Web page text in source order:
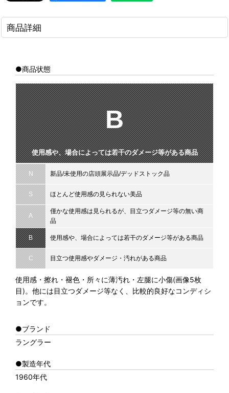
商品詳細
●商品状態
B
使用感や、場合によっては若干のダメージ等がある商品
N 新品/未使用の店頭展示品/デッドストック品
S ほとんど使用感の見られない美品
A
僅かな使用感は見られるが、目立つダメージ等の無い商
品
B 使用感や、場合によっては若干のダメージ等がある商品
C 目立つ使用感やダメージ・汚れがある商品
使用感・擦れ・褪色・所々に薄汚れ・左腿に小傷(画像5枚
目)。他には目立つダメージ等なく、比較的良好なコンディシ
ョンです。
●ブランド
ラングラー
●製造年代
1960年代